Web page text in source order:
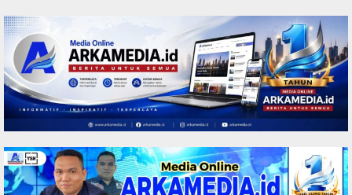
to
content